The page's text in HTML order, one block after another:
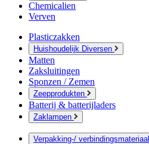
Chemicalien
Verven
Plasticzakken
Huishoudelijk Diversen
Matten
Zaksluitingen
Sponzen / Zemen
Zeepprodukten
Batterij & batterijladers
Zaklampen
Verpakking-/ verbindingsmateriaal